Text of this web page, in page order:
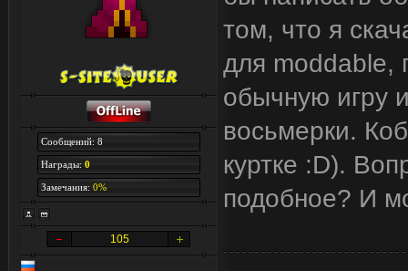
Сообщений: 8
Награды: 0
Замечания: 0%
105
том, что я
для moddable,
обычную игру
восьмерки.
куртке :D).
подобное? И